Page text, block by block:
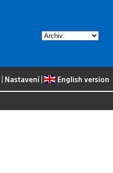
Nastavení| English version